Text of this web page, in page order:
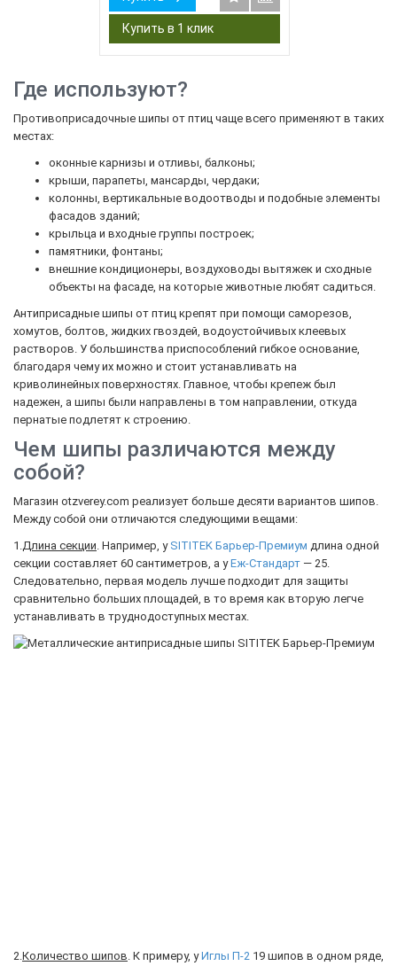
Где используют?
Противоприсадочные шипы от птиц чаще всего применяют в таких
местах:
оконные карнизы и отливы, балконы;
крыши, парапеты, мансарды, чердаки;
колонны, вертикальные водоотводы и подобные элементы
фасадов зданий;
крыльца и входные группы построек;
памятники, фонтаны;
внешние кондиционеры, воздуховоды вытяжек и сходные
объекты на фасаде, на которые животные любят садиться.
Антиприсадные шипы от птиц крепят при помощи саморезов,
хомутов, болтов, жидких гвоздей, водоустойчивых клеевых
растворов. У большинства приспособлений гибкое основание,
благодаря чему их можно и стоит устанавливать на
криволинейных поверхностях. Главное, чтобы крепеж был
надежен, а шипы были направлены в том направлении, откуда
пернатые подлетят к строению.
Чем шипы различаются между
собой?
Магазин otzverey.com реализует больше десяти вариантов шипов.
Между собой они отличаются следующими вещами:
1.Длина секции. Например, у SITITEK Барьер-Премиум длина одной
секции составляет 60 сантиметров, а уЕж-Стандарт — 25.
Следовательно, первая модель лучше подходит для защиты
сравнительно больших площадей, в то время как вторую легче
устанавливать в труднодоступных местах.
2.Количество шипов. К примеру, уИглы П-2 19 шипов в одном ряде,